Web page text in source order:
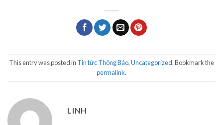
This entry was posted in Tin tức Thông Báo,Uncategorized. Bookmark the
permalink.
LINH